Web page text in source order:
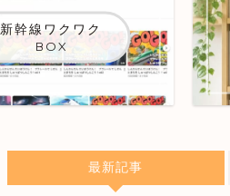
新幹線ワクワク
BOX
最新記事